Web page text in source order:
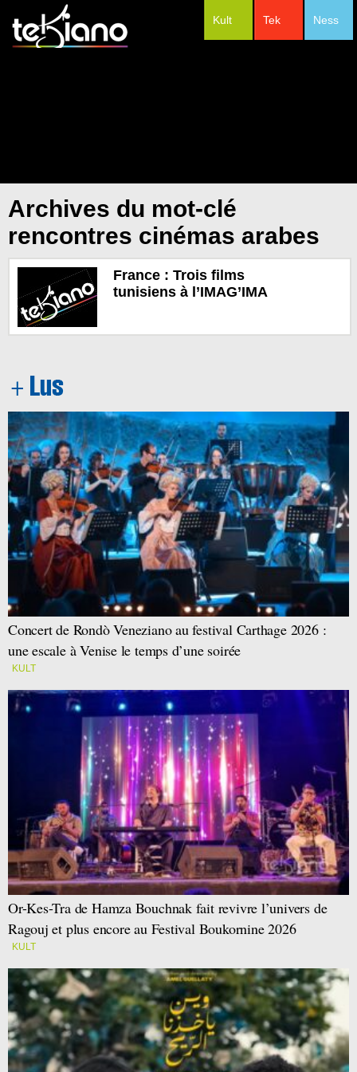
Ness
Tek
Kult
Archives du mot-clé
rencontres cinémas arabes
France : Trois films
tunisiens à l’IMAG’IMA
Concert de Rondò Veneziano au festival Carthage 2026 :
une escale à Venise le temps d’une soirée
KULT
Or-Kes-Tra de Hamza Bouchnak fait revivre l’univers de
Ragouj et plus encore au Festival Boukornine 2026
KULT